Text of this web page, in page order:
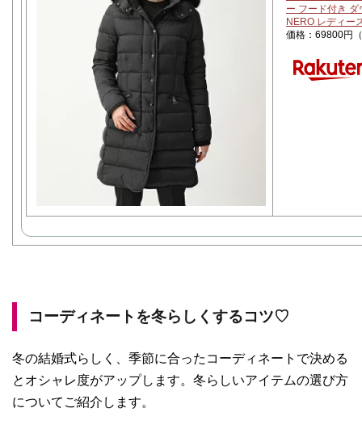
ー フード付き
NERO レディー
価格：69800円
コーディネートを冬らしくするコツ♡
冬の結婚式らしく、季節に合ったコーディネートで決める
とオシャレ度がアップします。冬らしいアイテムの選び方
についてご紹介します。